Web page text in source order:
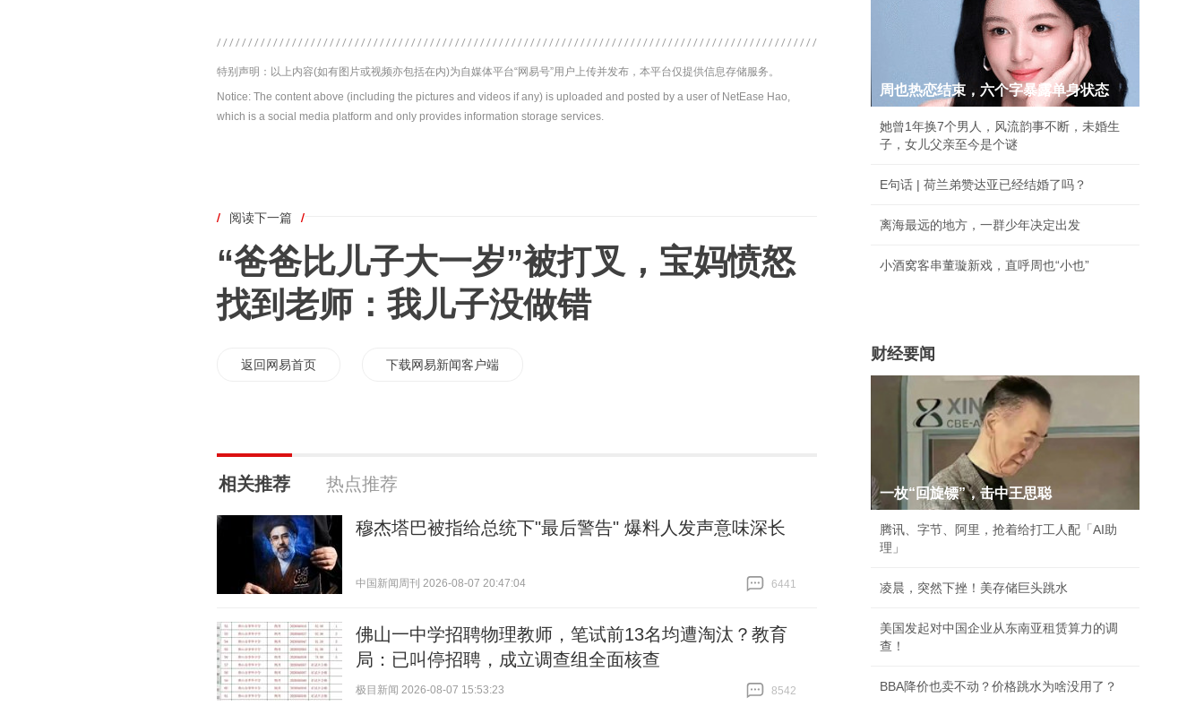
特别声明：以上内容(如有图片或视频亦包括在内)为自媒体平台“网易号”用户上传并发布，本平台仅提供信息存储服务。
Notice: The content above (including the pictures and videos if any) is uploaded and posted by a user of NetEase Hao,
which is a social media platform and only provides information storage services.
/ 阅读下一篇 /
“爸爸比儿子大一岁”被打叉，宝妈愤怒
找到老师：我儿子没做错
返回网易首页 下载网易新闻客户端
相关推荐 热点推荐
穆杰塔巴被指给总统下"最后警告" 爆料人发声意味深长
中国新闻周刊 2026-08-07 20:47:04
6441
佛山一中学招聘物理教师，笔试前13名均遭淘汰？教育
局：已叫停招聘，成立调查组全面核查
极目新闻 2026-08-07 15:53:23
8542
周也热恋结束，六个字暴露单身状态
她曾1年换7个男人，风流韵事不断，未婚生
子，女儿父亲至今是个谜
E句话 | 荷兰弟赞达亚已经结婚了吗？
离海最远的地方，一群少年决定出发
小酒窝客串董璇新戏，直呼周也“小也”
财经要闻
一枚“回旋镖”，击中王思聪
腾讯、字节、阿里，抢着给打工人配「AI助
理」
凌晨，突然下挫！美存储巨头跳水
美国发起对中国企业从东南亚租赁算力的调
查！
BBA降价也卖不动？价格跳水为啥没用了？